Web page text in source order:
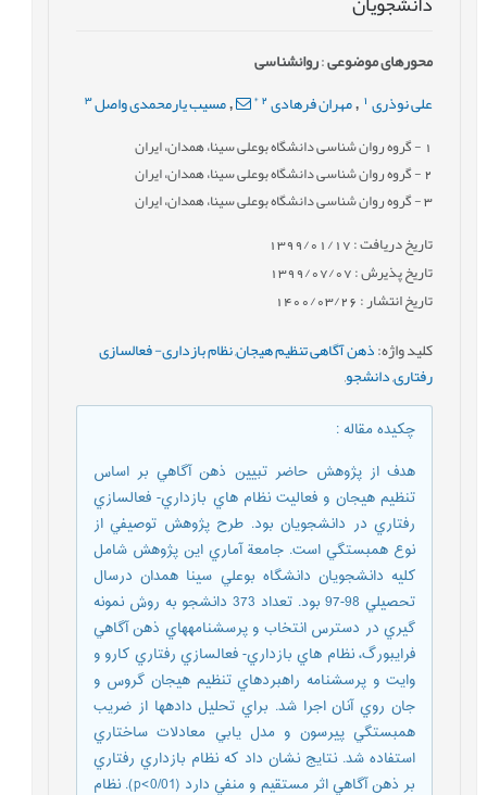
محورهای موضوعی:روانشناسی
علی نوذری , مهران فرهادی 2
*
,مسیب یارمحمدی واصل 3
- گروه روان شناسی دانشگاه بوعلی سینا، همدان، ایران
2- گروه روان شناسی دانشگاه بوعلی سینا، همدان، ایران
3- گروه روان شناسی دانشگاه بوعلی سینا، همدان، ایران
تاریخ دریافت : 1399/01/17
تاریخ پذیرش : 1399/07/07
تاریخ انتشار : 1400/03/26
کلید واژه:ذهن آگاهی تنظيم هيجان,نظام بازداری- فعالسازی
رفتاری,دانشجو,
چکیده مقاله:
هدف از پژوهش حاضر تبيين ذهن آگاهي بر اساس
تنظيم هيجان و فعاليت نظام هاي بازداري- فعالسازي
رفتاري در دانشجويان بود. طرح پژوهش توصيفي از
نوع همبستگي است. جامعة آماري اين پژوهش شامل
کليه دانشجويان دانشگاه بوعلي سينا همدان درسال
تحصيلي 98-97 بود. تعداد 373 دانشجو به روش نمونه
گيري در دسترس انتخاب و پرسشنامههاي ذهن آگاهي
فرايبورگ، نظام هاي بازداري- فعالسازي رفتاري کارو و
وايت و پرسشنامه راهبردهاي تنظيم هيجان گروس و
جان روي آنان اجرا شد. براي تحليل دادهها از ضريب
همبستگي پيرسون و مدل يابي معادلات ساختاري
استفاده شد. نتايج نشان داد که نظام بازداري رفتاري
بر ذهن آگاهي اثر مستقيم و منفي دارد (0/01>p). نظام